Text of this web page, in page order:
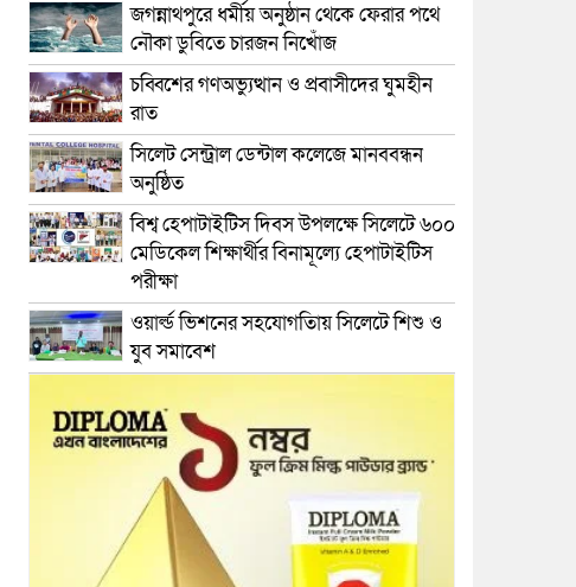
জগন্নাথপুরে ধর্মীয় অনুষ্ঠান থেকে ফেরার পথে
নৌকা ডুবিতে চারজন নিখোঁজ
চব্বিশের গণঅভ্যুত্থান ও প্রবাসীদের ঘুমহীন
রাত
সিলেট সেন্ট্রাল ডেন্টাল কলেজে মানববন্ধন
অনুষ্ঠিত
বিশ্ব হেপাটাইটিস দিবস উপলক্ষে সিলেটে ৬০০
মেডিকেল শিক্ষার্থীর বিনামূল্যে হেপাটাইটিস
পরীক্ষা
ওয়ার্ল্ড ভিশনের সহযোগতিায় সিলেটে শিশু ও
যুব সমাবেশ